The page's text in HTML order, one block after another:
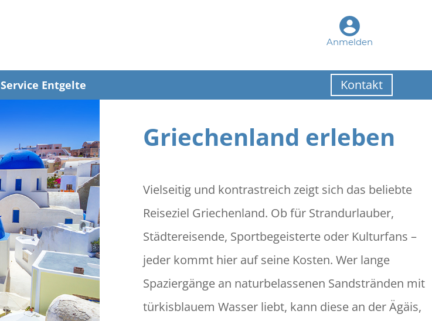
Anmelden
Service Entgelte Kontakt
Griechenland erleben
Vielseitig und kontrastreich zeigt sich das beliebte
Reiseziel Griechenland. Ob für Strandurlauber,
Städtereisende, Sportbegeisterte oder Kulturfans –
jeder kommt hier auf seine Kosten. Wer lange
Spaziergänge an naturbelassenen Sandstränden mit
türkisblauem Wasser liebt, kann diese an der Ägäis,